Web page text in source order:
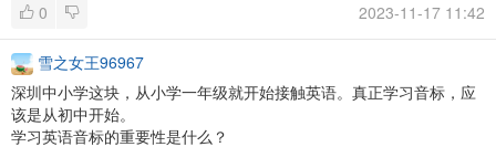
0
2023-11-17 11:42
雪之女王96967
深圳中小学这块，从小学一年级就开始接触英语。真正学习音标，应
该是从初中开始。
学习英语音标的重要性是什么？